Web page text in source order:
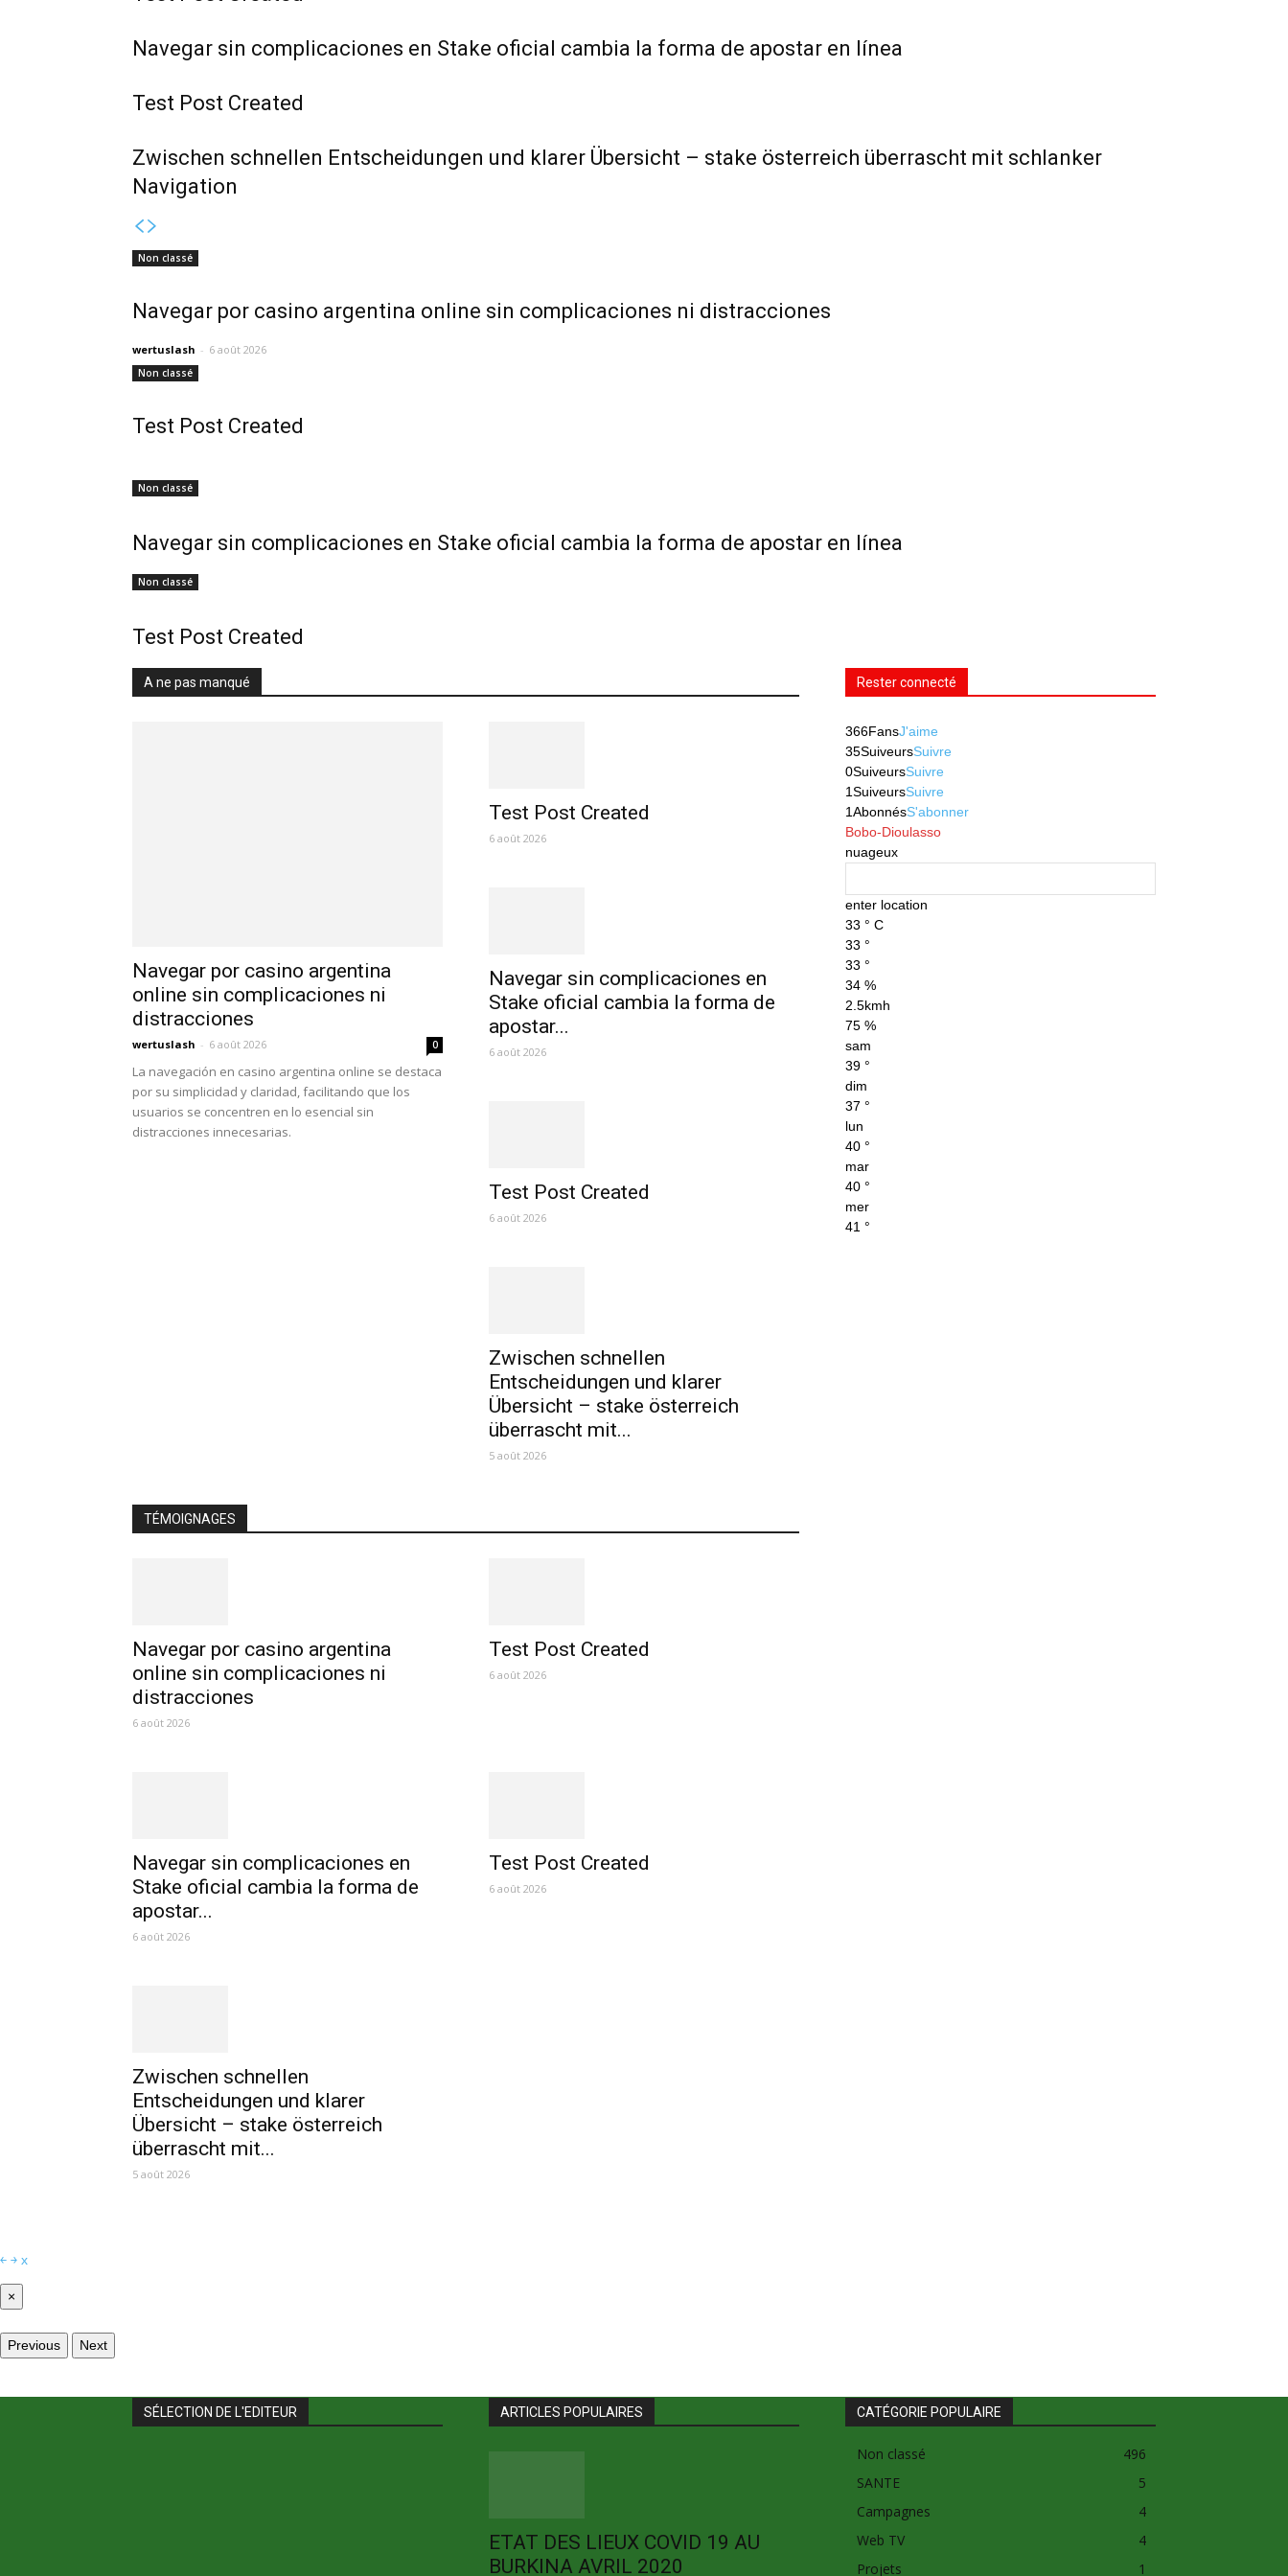
Navegar sin complicaciones en Stake oficial cambia la forma de apostar en línea
Test Post Created
Zwischen schnellen Entscheidungen und klarer Übersicht – stake österreich überrascht mit schlanker
Navigation
Non classé
Navegar por casino argentina online sin complicaciones ni distracciones
wertuslash - 6 août 2026
Non classé
Test Post Created
Non classé
Navegar sin complicaciones en Stake oficial cambia la forma de apostar en línea
Non classé
Test Post Created
A ne pas manqué
Navegar por casino argentina
online sin complicaciones ni
distracciones
wertuslash - 6 août 2026 0
La navegación en casino argentina online se destaca
por su simplicidad y claridad, facilitando que los
usuarios se concentren en lo esencial sin
distracciones innecesarias.
Test Post Created
6 août 2026
Navegar sin complicaciones en
Stake oficial cambia la forma de
apostar...
6 août 2026
Test Post Created
6 août 2026
Zwischen schnellen
Entscheidungen und klarer
Übersicht – stake österreich
überrascht mit...
5 août 2026
TÉMOIGNAGES
Navegar por casino argentina
online sin complicaciones ni
distracciones
6 août 2026
Test Post Created
6 août 2026
Navegar sin complicaciones en
Stake oficial cambia la forma de
apostar...
6 août 2026
Test Post Created
6 août 2026
Zwischen schnellen
Entscheidungen und klarer
Übersicht – stake österreich
überrascht mit...
5 août 2026
Rester connecté
366FansJ'aime
35SuiveursSuivre
0SuiveursSuivre
1SuiveursSuivre
1AbonnésS'abonner
Bobo-Dioulasso
nuageux
enter location
33 ° C
33 °
33 °
34 %
2.5kmh
75 %
sam
39 °
dim
37 °
lun
40 °
mar
40 °
mer
41 °
￩ ￫ x
×
Previous Next
SÉLECTION DE L'EDITEUR ARTICLES POPULAIRES
ETAT DES LIEUX COVID 19 AU
BURKINA AVRIL 2020
CATÉGORIE POPULAIRE
Non classé
496
SANTE
5
Campagnes
4
Web TV
4
Projets
1